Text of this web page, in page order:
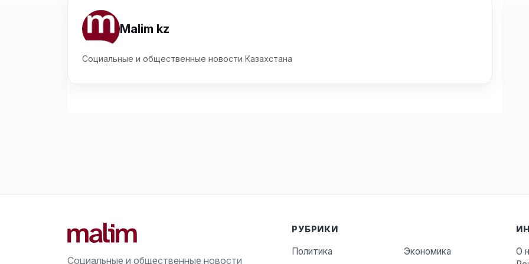
Malim kz
Социальные и общественные новости Казахстана
Социальные и общественные новости
РУБРИКИ
Политика Экономика
О